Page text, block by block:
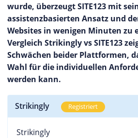
wurde, überzeugt SITE123 mit
assistenzbasierten Ansatz und
Websites in wenigen Minuten zu
Vergleich Strikingly vs SITE123
Schwächen beider Plattformen,
Wahl für die individuellen
werden kann.
Strikingly Registriert
Strikingly